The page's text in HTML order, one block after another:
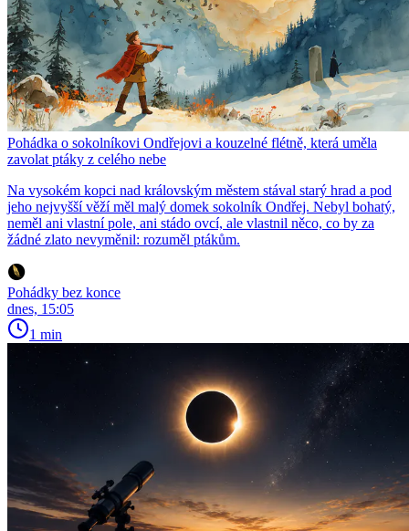
Pohádka o sokolníkovi Ondřejovi a kouzelné flétně, která uměla
zavolat ptáky z celého nebe
Na vysokém kopci nad královským městem stával starý hrad a pod
jeho nejvyšší věží měl malý domek sokolník Ondřej. Nebyl bohatý,
neměl ani vlastní pole, ani stádo ovcí, ale vlastnil něco, co by za
žádné zlato nevyměnil: rozuměl ptákům.
Pohádky bez konce
dnes, 15:05
1 min